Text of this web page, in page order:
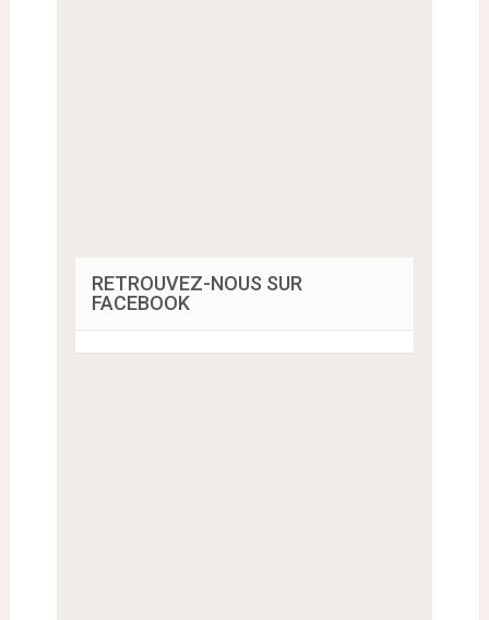
RETROUVEZ-NOUS SUR
FACEBOOK